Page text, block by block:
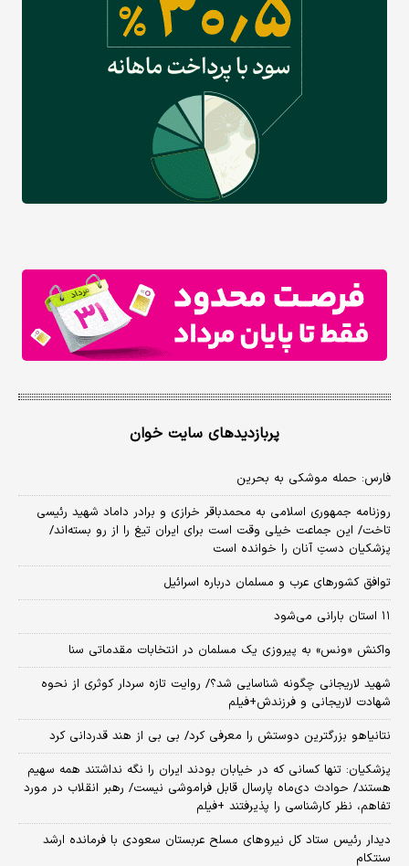
پربازدیدهای سایت خوان
فارس: حمله موشکی به بحرین
روزنامه جمهوری اسلامی به محمدباقر خرازی و برادر داماد شهید رئیسی
تاخت/ این جماعت خیلی وقت است برای ایران تیغ را از رو بسته‌اند/
پزشکیان دستِ آنان را خوانده است
توافق کشورهای عرب و مسلمان درباره اسرائیل
۱۱ استان بارانی می‌شود
واکنش «ونس» به پیروزی یک مسلمان در انتخابات مقدماتی سنا
شهید لاریجانی چگونه شناسایی شد؟/ روایت تازه سردار کوثری از نحوه
شهادت لاریجانی و فرزندش+فیلم
نتانیاهو بزرگترین دوستش را معرفی کرد/ بی بی از هند قدردانی کرد
پزشکیان: تنها کسانی که در خیابان بودند ایران را نگه نداشتند همه سهیم
هستند/ حوادث دی‌ماه پارسال قابل فراموشی نیست/ رهبر انقلاب در مورد
تفاهم، نظر کارشناسی را پذیرفتند +فیلم
دیدار رئیس ستاد کل نیروهای مسلح عربستان سعودی با فرمانده ارشد
سنتکام